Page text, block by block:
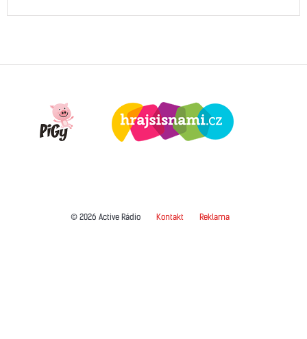
© 2026 Active Rádio Kontakt Reklama